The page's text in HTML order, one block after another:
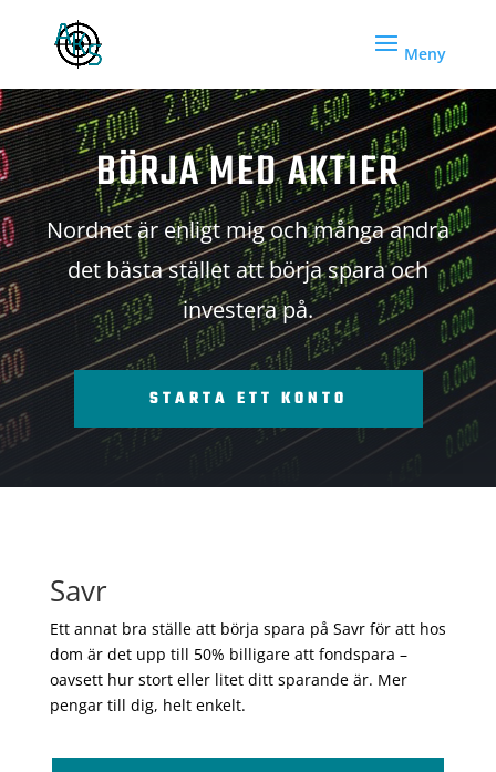
BÖRJA MED AKTIER
Nordnet är enligt mig och många andra
det bästa stället att börja spara och
investera på.
STARTA ETT KONTO
Savr
Ett annat bra ställe att börja spara på Savr för att hos
dom är det upp till 50% billigare att fondspara –
oavsett hur stort eller litet ditt sparande är. Mer
pengar till dig, helt enkelt.